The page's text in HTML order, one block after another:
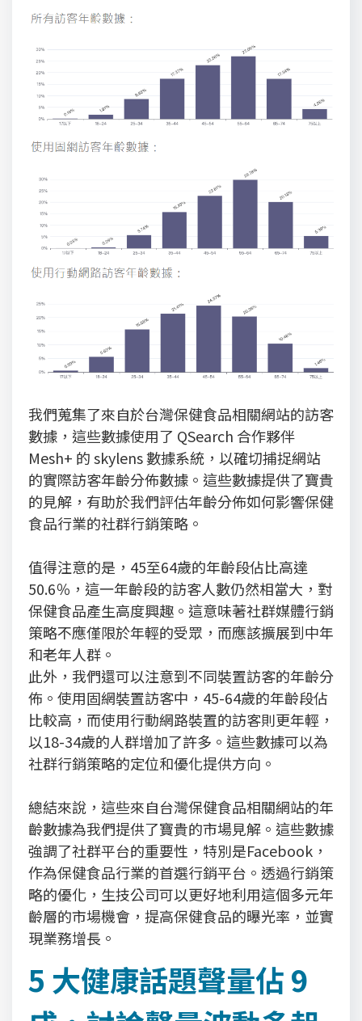
我們蒐集了來自於台灣保健食品相關網站的訪客
數據，這些數據使用了 QSearch 合作夥伴
Mesh+ 的 skylens 數據系統，以確切捕捉網站
的實際訪客年齡分佈數據。這些數據提供了寶貴
的見解，有助於我們評估年齡分佈如何影響保健
食品行業的社群行銷策略。
值得注意的是，45至64歲的年齡段佔比高達
50.6％，這一年齡段的訪客人數仍然相當大，對
保健食品產生高度興趣。這意味著社群媒體行銷
策略不應僅限於年輕的受眾，而應該擴展到中年
和老年人群。
此外，我們還可以注意到不同裝置訪客的年齡分
佈。使用固網裝置訪客中，45-64歲的年齡段佔
比較高，而使用行動網路裝置的訪客則更年輕，
以18-34歲的人群增加了許多。這些數據可以為
社群行銷策略的定位和優化提供方向。
總結來說，這些來自台灣保健食品相關網站的年
齡數據為我們提供了寶貴的市場見解。這些數據
強調了社群平台的重要性，特別是Facebook，
作為保健食品行業的首選行銷平台。透過行銷策
略的優化，生技公司可以更好地利用這個多元年
齡層的市場機會，提高保健食品的曝光率，並實
現業務增長。
5 大健康話題聲量佔 9